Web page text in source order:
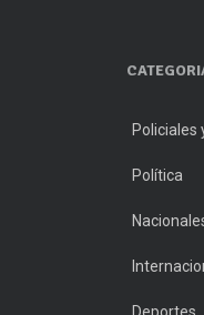
Policiales
Política